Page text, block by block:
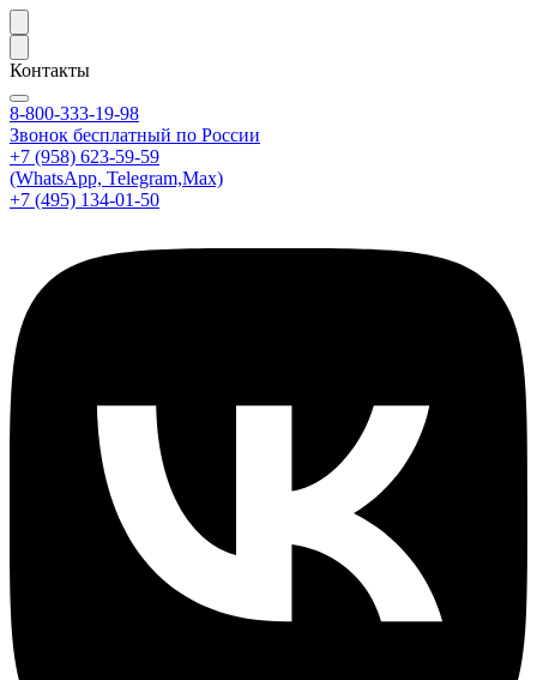
Контакты
8-800-333-19-98
Звонок бесплатный по России
+7 (958) 623-59-59
(WhatsApp, Telegram,Max)
+7 (495) 134-01-50